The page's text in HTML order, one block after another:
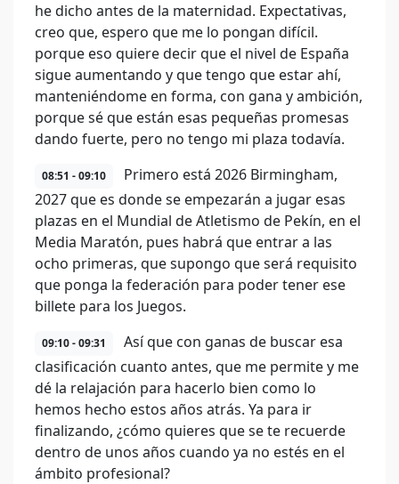
he dicho antes de la maternidad. Expectativas,
creo que, espero que me lo pongan difícil.
porque eso quiere decir que el nivel de España
sigue aumentando y que tengo que estar ahí,
manteniéndome en forma, con gana y ambición,
porque sé que están esas pequeñas promesas
dando fuerte, pero no tengo mi plaza todavía.
08:51 - 09:10
Primero está 2026 Birmingham,
2027 que es donde se empezarán a jugar esas
plazas en el Mundial de Atletismo de Pekín, en el
Media Maratón, pues habrá que entrar a las
ocho primeras, que supongo que será requisito
que ponga la federación para poder tener ese
billete para los Juegos.
09:10 - 09:31
Así que con ganas de buscar esa
clasificación cuanto antes, que me permite y me
dé la relajación para hacerlo bien como lo
hemos hecho estos años atrás. Ya para ir
finalizando, ¿cómo quieres que se te recuerde
dentro de unos años cuando ya no estés en el
ámbito profesional?